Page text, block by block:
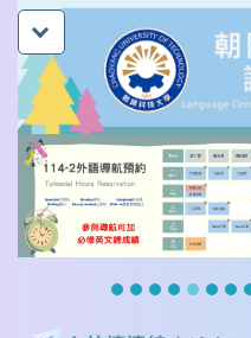
跳
到
主
要
內
容